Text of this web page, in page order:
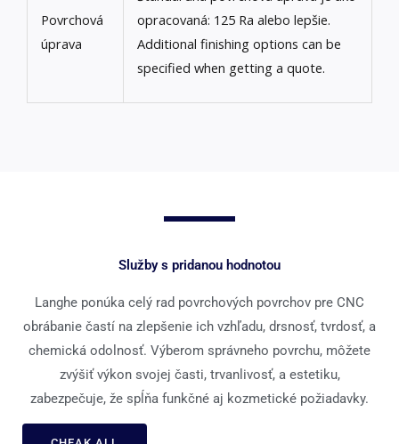
Povrchová
úprava
opracovaná: 125 Ra alebo lepšie.
Additional finishing options can be
specified when getting a quote.
Služby s pridanou hodnotou
Langhe ponúka celý rad povrchových povrchov pre CNC
obrábanie častí na zlepšenie ich vzhľadu, drsnosť, tvrdosť, a
chemická odolnosť. Výberom správneho povrchu, môžete
zvýšiť výkon svojej časti, trvanlivosť, a estetiku,
zabezpečuje, že spĺňa funkčné aj kozmetické požiadavky.